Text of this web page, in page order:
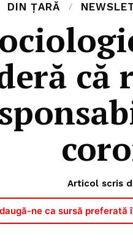
DIN ȚARĂ
Articol scris
ne ca sursă preferată